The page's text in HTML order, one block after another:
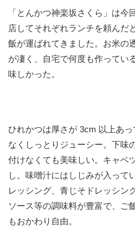
「とんかつ神楽坂さくら」は今
店してそれぞれランチを頼んだ
飯が運ばれてきました。お米の
が凄く、自宅で何度も作ってい
味しかった。
ひれかつは厚さが 3cm 以上あ
なくしっとりジューシー。下味
付けなくても美味しい。キャベ
し。味噌汁にはしじみが入って
レッシング、青じそドレッシン
ソース等の調味料が豊富で、ご
もおかわり自由。